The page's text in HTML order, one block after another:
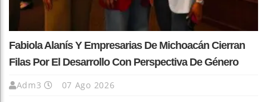
Fabiola Alanís Y Empresarias De Michoacán Cierran
Filas Por El Desarrollo Con Perspectiva De Género
Adm3 07 Ago 2026